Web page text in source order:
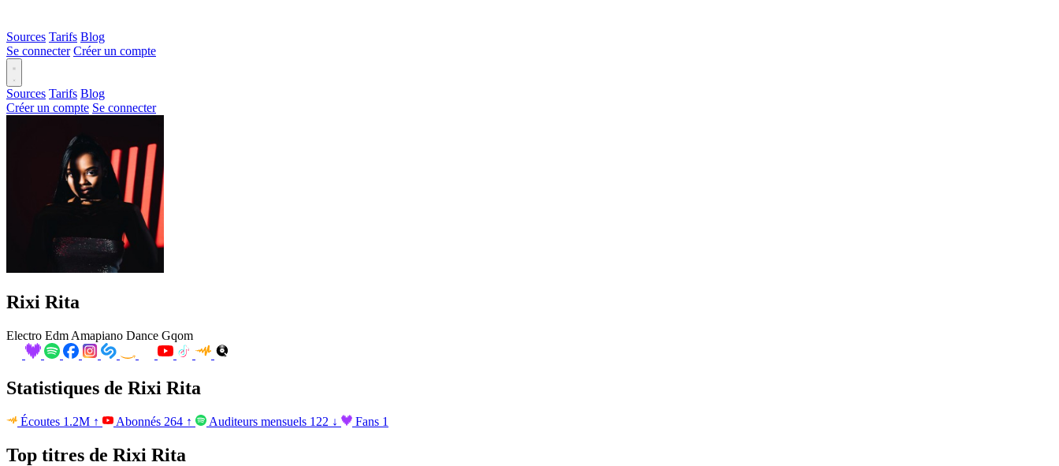
Sources Tarifs Blog
Se connecter Créer un compte
Sources Tarifs Blog
Créer un compte Se connecter
Rixi Rita
Electro Edm Amapiano Dance Gqom
Statistiques de Rixi Rita
Écoutes 1.2M ↑ Abonnés 264 ↑ Auditeurs mensuels 122 ↓ Fans 1
Top titres de Rixi Rita